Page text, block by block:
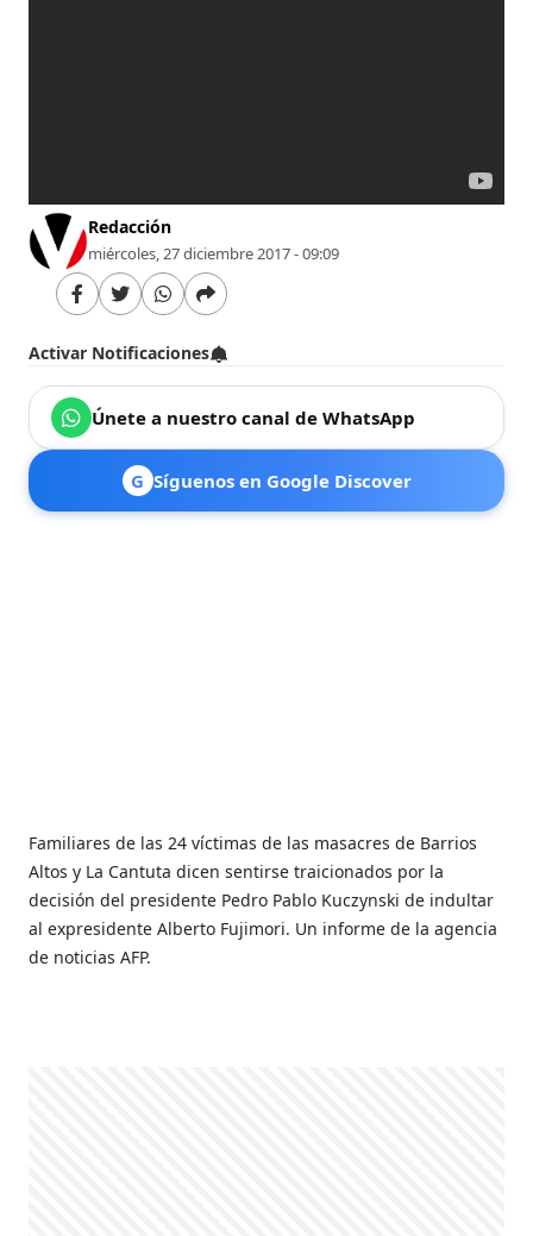
Redacción
miércoles, 27 diciembre 2017 - 09:09
Activar Notificaciones
Únete a nuestro canal de WhatsApp
G Síguenos en Google Discover
Familiares de las 24 víctimas de las masacres de Barrios
Altos y La Cantuta dicen sentirse traicionados por la
decisión del presidente Pedro Pablo Kuczynski de indultar
al expresidente Alberto Fujimori. Un informe de la agencia
de noticias AFP.